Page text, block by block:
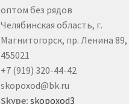
оптом без рядов
Челябинская область, г.
Магнитогорск, пр. Ленина 89,
455021
+7 (919) 320-44-42
skopoxod@bk.ru
Skype: skopoxod3